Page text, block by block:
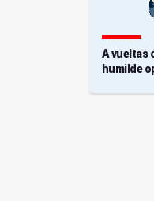
A vueltas
humilde